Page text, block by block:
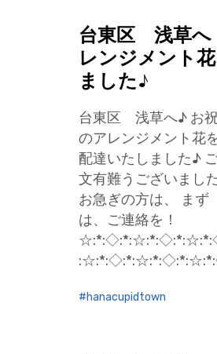
台東区 浅草
レンジメント
ました♪
台東区 浅草へ♪ お
のアレンジメント花
配達いたしました♪
文有難うございまし
お急ぎの方は、 まず
は、ご連絡を！
hanacupidtown